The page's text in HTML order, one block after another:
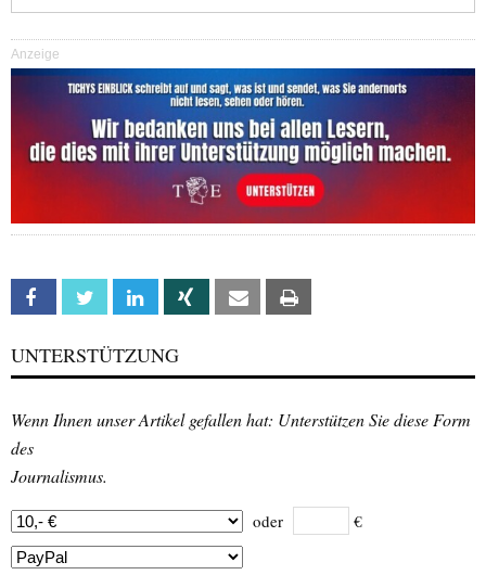
Anzeige
Facebook Twitter Linkedin Xing Email
UNTERSTÜTZUNG
Wenn Ihnen unser Artikel gefallen hat: Unterstützen Sie diese Form
des
Journalismus.
oder €